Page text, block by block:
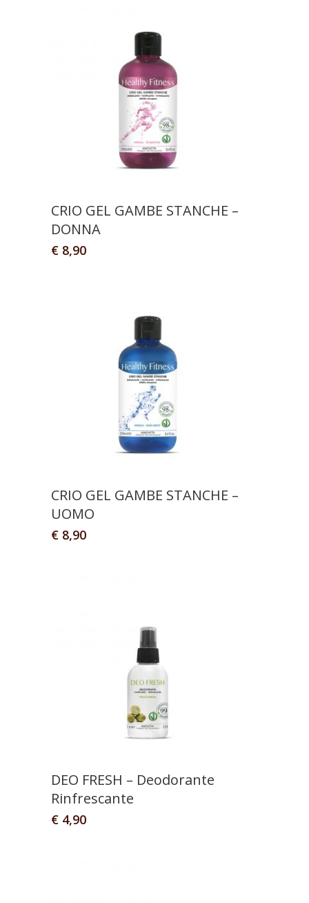
CRIO GEL GAMBE STANCHE –
DONNA
€ 8,90
CRIO GEL GAMBE STANCHE –
UOMO
€ 8,90
DEO FRESH – Deodorante
Rinfrescante
€ 4,90